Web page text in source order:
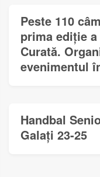
Peste 110
prima ediție
Curată.
evenimentul
Handbal
Galați 23-25